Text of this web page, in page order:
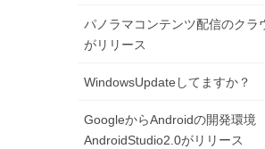
パノラマコンテンツ配信のクラ
がリリース
WindowsUpdateしてますか？
GoogleからAndroidの開発環境
AndroidStudio2.0がリリース